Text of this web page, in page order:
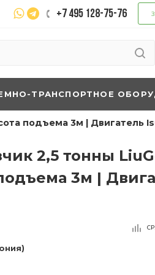
+7 495 128-75-76
ТРАНСПОРТНОЕ
подъема 3м | Двигатель
2,5 тонны
3м |